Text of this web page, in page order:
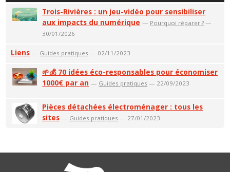
Trois-Rivières : un jeu-vidéo pour sensibiliser
aux impacts du numérique — Pourquoi réparer ? —
30/01/2026
Liens — Guides pratiques — 02/11/2023
🌱💰 70 idées éco-responsables pour économiser
1000€ par an — Guides pratiques — 22/09/2023
Pièces détachées électroménager : tous les
sites — Guides pratiques — 27/01/2023